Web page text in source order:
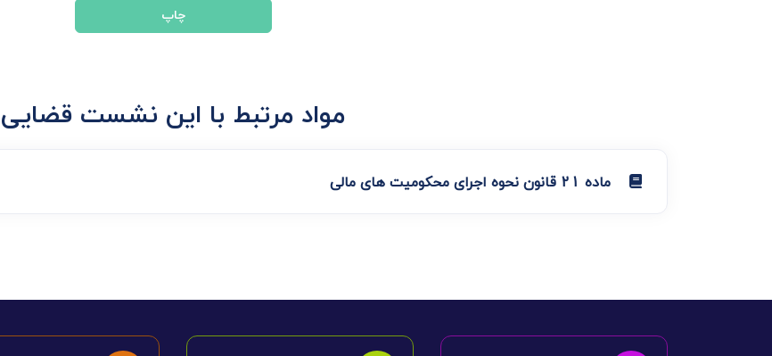
چاپ
مواد مرتبط با این نشست قضایی
ماده 21 قانون نحوه اجرای محکومیت های مالی